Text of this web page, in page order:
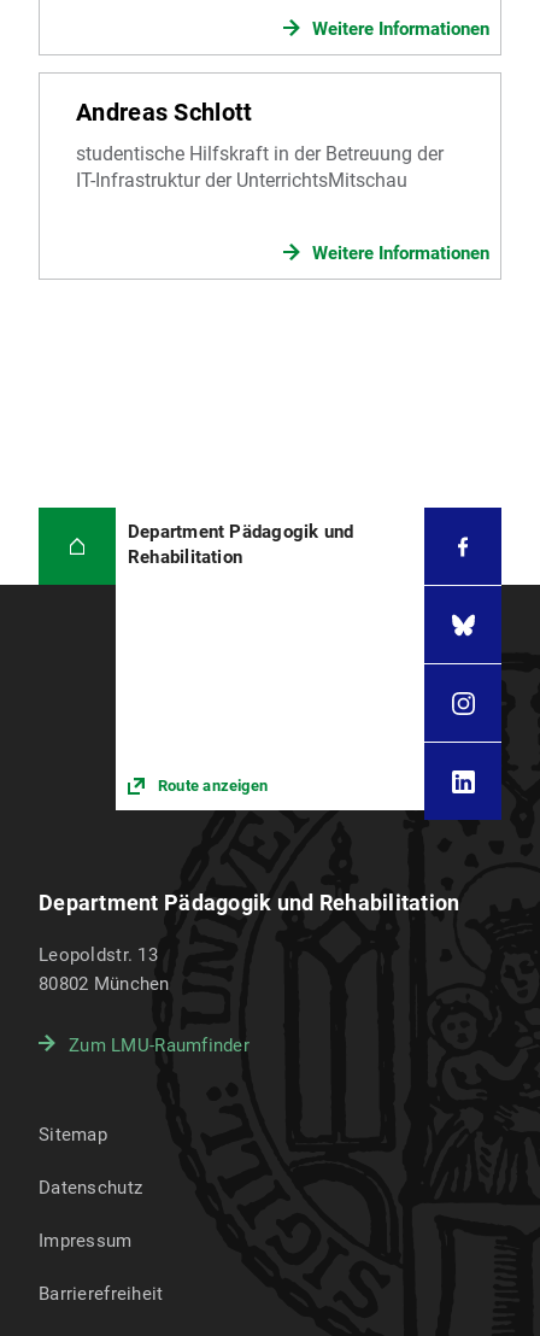
Weitere Informationen
Andreas Schlott
studentische Hilfskraft in der Betreuung der
IT-Infrastruktur der UnterrichtsMitschau
Weitere Informationen
Department Pädagogik und
Rehabilitation
Route anzeigen
Department Pädagogik und Rehabilitation
Leopoldstr. 13
80802 München
Zum LMU-Raumfinder
Sitemap
Datenschutz
Impressum
Barrierefreiheit